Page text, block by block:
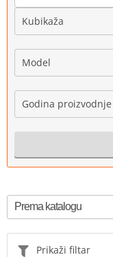
Kubikaža
Model
Godina proizvodnje
Prikaži filtar